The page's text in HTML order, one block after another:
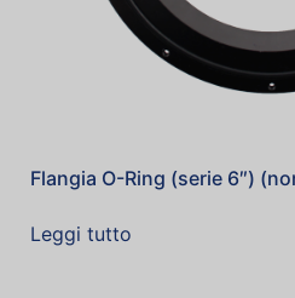
Flangia O-Ring (serie 6″)
Leggi tutto